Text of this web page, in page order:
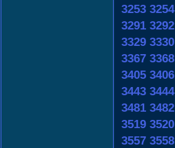
3253 3254
3291 3292
3329 3330
3367 3368
3405 3406
3443 3444
3481 3482
3519 3520
3557 3558